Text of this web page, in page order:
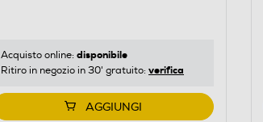
Acquisto online: disponibile
Ritiro in negozio in 30' gratuito: verifica
AGGIUNGI